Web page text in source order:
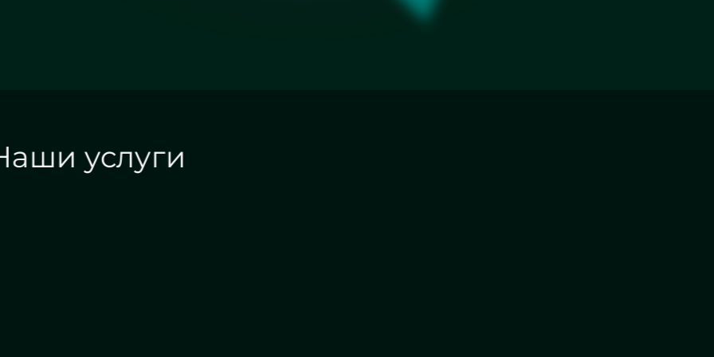
Наши услуги